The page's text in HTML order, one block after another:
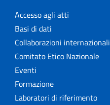
Accesso agli atti
Basi di dati
Collaborazioni internazionali
Comitato Etico Nazionale
Eventi
Formazione
Laboratori di riferimento